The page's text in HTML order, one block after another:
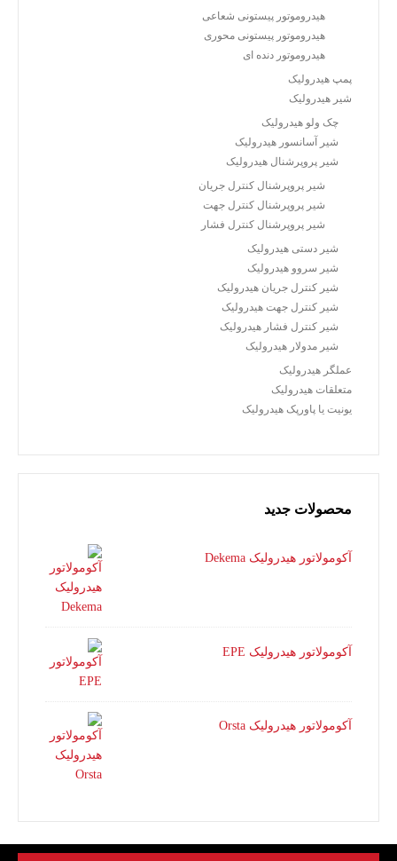
هیدروموتور پیستونی شعاعی
هیدروموتور پیستونی محوری
هیدروموتور دنده ای
پمپ هیدرولیک
شیر هیدرولیک
چک ولو هیدرولیک
شیر آسانسور هیدرولیک
شیر پروپرشنال هیدرولیک
شیر پروپرشنال کنترل جریان
شیر پروپرشنال کنترل جهت
شیر پروپرشنال کنترل فشار
شیر دستی هیدرولیک
شیر سروو هیدرولیک
شیر کنترل جریان هیدرولیک
شیر کنترل جهت هیدرولیک
شیر کنترل فشار هیدرولیک
شیر مدولار هیدرولیک
عملگر هیدرولیک
متعلقات هیدرولیک
یونیت یا پاورپک هیدرولیک
محصولات جدید
آکومولاتور هیدرولیک Dekema
آکومولاتور هیدرولیک EPE
آکومولاتور هیدرولیک Orsta